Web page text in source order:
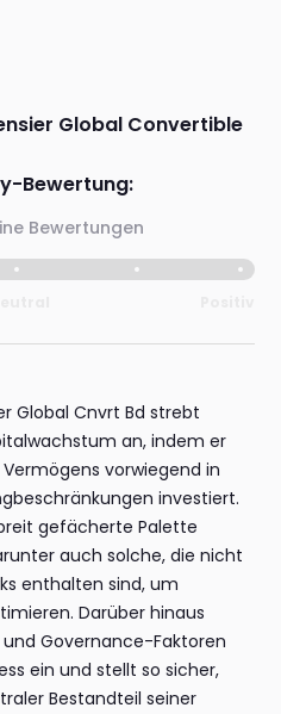
Global Convertible
Bewertung:
Bewertungen
Global Cnvrt Bd strebt
an, indem er
vorwiegend in
investiert.
gefächerte Palette
auch solche, die nicht
enthalten sind, um
Darüber hinaus
Governance-Faktoren
ein und stellt so sicher,
Bestandteil seiner